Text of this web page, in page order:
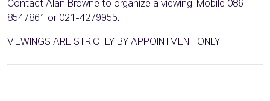
Contact Alan Browne to organize a viewing. Mobile 086-
8547861 or 021-4279955.
VIEWINGS ARE STRICTLY BY APPOINTMENT ONLY